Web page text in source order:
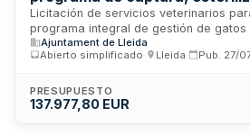
competentes.
de gatos comunitarios del
Lleida
Licitación de servicios veterinarios
programa integral de gestión de gatos
Lleida. El contrato incluye actividades
esterilización, retorno, identificación
actuaciones veterinarias
el control poblacional y sanitario de
Ajuntament de Lleida
Abierto simplificado
Lleida Pub. 27/
PRESUPUESTO
137.977,80 EUR